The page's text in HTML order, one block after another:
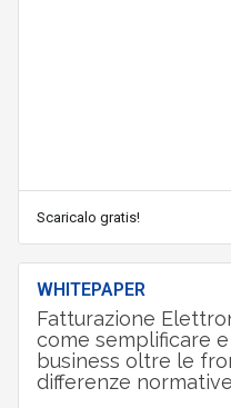
Scaricalo gratis!
WHITEPAPER
Fatturazione
come semplificare
business oltre le
differenze normative